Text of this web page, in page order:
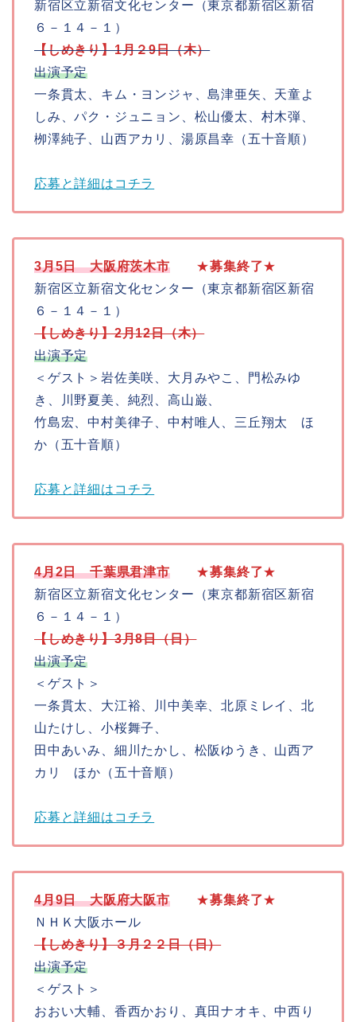
新宿区立新宿文化センター（東京都新宿区新宿
６－１４－１）
【しめきり】1月２9日（木）
出演予定
一条貫太、キム・ヨンジャ、島津亜矢、天童よ
しみ、パク・ジュニョン、松山優太、村木弾、
栁澤純子、山西アカリ、湯原昌幸（五十音順）
応募と詳細はコチラ
3月5日大阪府茨木市★募集終了★
新宿区立新宿文化センター（東京都新宿区新宿
６－１４－１）
【しめきり】2月12日（木）
出演予定
＜ゲスト＞岩佐美咲、大月みやこ、門松みゆ
き、川野夏美、純烈、高山巌、
竹島宏、中村美律子、中村唯人、三丘翔太 ほ
か（五十音順）
応募と詳細はコチラ
4月2日千葉県君津市★募集終了★
新宿区立新宿文化センター（東京都新宿区新宿
６－１４－１）
【しめきり】3月8日（日）
出演予定
＜ゲスト＞
一条貫太、大江裕、川中美幸、北原ミレイ、北
山たけし、小桜舞子、
田中あいみ、細川たかし、松阪ゆうき、山西ア
カリ ほか（五十音順）
応募と詳細はコチラ
4月9日大阪府大阪市★募集終了★
ＮＨＫ大阪ホール
【しめきり】３月２２日（日）
出演予定
＜ゲスト＞
おおい大輔、香西かおり、真田ナオキ、中西り